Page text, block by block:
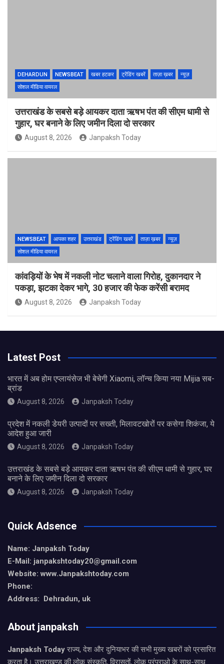
DEHARDUN NEWSBEAT खबर हटकर ट्रेंडिंग खबरें ताज़ा ख़बर
न्यूज़
सोशल मीडिया वायरल
उत्तराखंड के सबसे बड़े आयकर दाता ऋषभ पंत की सीएम धामी से
गुहार, घर बनाने के लिए जमीन दिला दो सरकार
August 8, 2026 Janpaksh Today
NEWSBEAT आपका शहर उत्तराखंड ट्रेंडिंग खबरें ताज़ा ख़बर
न्यूज़
सोशल मीडिया वायरल
कांवड़ियों के भेष में नकली नोट चलाने वाला गिरोह, दुकानदार ने
पकड़ा, झटका देकर भागे, 30 हजार की फेक करेंसी बरामद
August 8, 2026 Janpaksh Today
Latest Post
भारत में अब होम एप्लायंसेज भी बेचेगी Xiaomi, लॉन्च किया नया Mijia सब-
ब्रांड
August 8, 2026 Janpaksh Today
प्रदेश में नकली डेयरी उत्पादों पर सख्ती, मिलावटखोरों पर कसेगा शिकंजा, ये
आदेश हुआ जारी
August 8, 2026 Janpaksh Today
उत्तराखंड के सबसे बड़े आयकर दाता ऋषभ पंत की सीएम धामी से गुहार, घर
बनाने के लिए जमीन दिला दो सरकार
August 8, 2026 Janpaksh Today
Quick Adsence
Name: Janpaksh Today
E-Mail: janpakshtoday20@gmail.com
Website: www.Janpakshtoday.com
Phone:
Address: Dehradun, uk
About janpaksh
Janpaksh Todayराज्य, देश और दुनियाभर की सभी मुख्य खबरों को प्रसारित
करता है। उत्तराखण्ड की लोक संस्कृति, विरासतों, लोक परंपराओ के साथ-साथ